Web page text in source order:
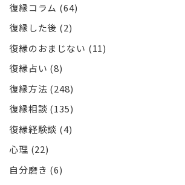
復縁コラム (64)
復縁した後 (2)
復縁のおまじない (11)
復縁占い (8)
復縁方法 (248)
復縁相談 (135)
復縁経験談 (4)
心理 (22)
自分磨き (6)